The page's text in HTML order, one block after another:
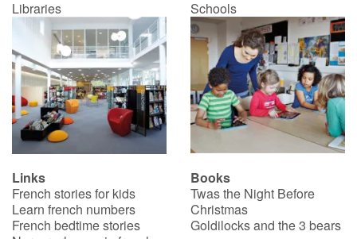
Libraries Schools
Links
French stories for kids
Learn french numbers
French bedtime stories
Books
Twas the Night Before
Christmas
Goldilocks and the 3 bears